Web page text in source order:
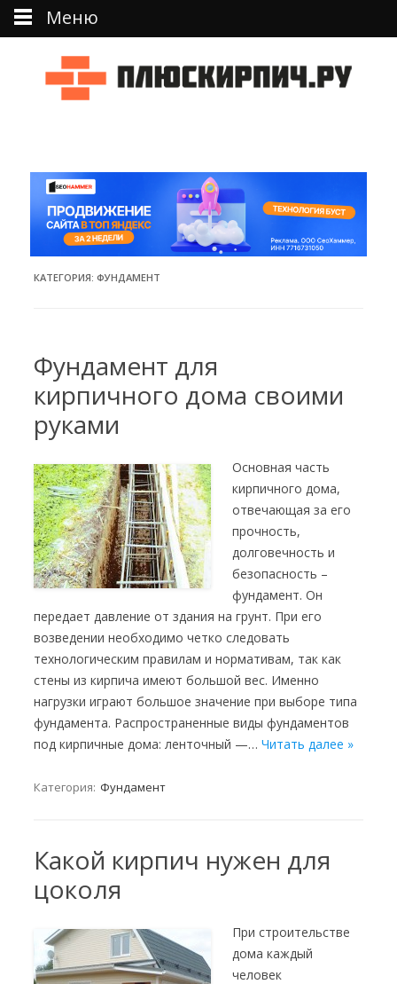
КАТЕГОРИЯ: ФУНДАМЕНТ
Фундамент для
кирпичного дома своими
руками
Основная часть
кирпичного дома,
отвечающая за его
прочность,
долговечность и
безопасность –
фундамент. Он
передает давление от здания на грунт. При его
возведении необходимо четко следовать
технологическим правилам и нормативам, так как
стены из кирпича имеют большой вес. Именно
нагрузки играют большое значение при выборе типа
фундамента. Распространенные виды фундаментов
под кирпичные дома: ленточный —… Читать далее »
Категория: Фундамент
Какой кирпич нужен для
цоколя
При строительстве
дома каждый
человек
Меню